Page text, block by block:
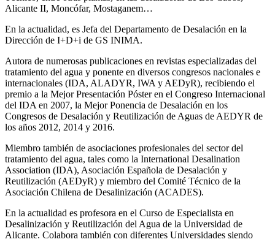
Alicante II, Moncófar, Mostaganem…
En la actualidad, es Jefa del Departamento de Desalación en la
Dirección de I+D+i de GS INIMA.
Autora de numerosas publicaciones en revistas especializadas del
tratamiento del agua y ponente en diversos congresos nacionales e
internacionales (IDA, ALADYR, IWA y AEDyR), recibiendo el
premio a la Mejor Presentación Póster en el Congreso Internacional
del IDA en 2007, la Mejor Ponencia de Desalación en los
Congresos de Desalación y Reutilización de Aguas de AEDYR de
los años 2012, 2014 y 2016.
Miembro también de asociaciones profesionales del sector del
tratamiento del agua, tales como la International Desalination
Association (IDA), Asociación Española de Desalación y
Reutilización (AEDyR) y miembro del Comité Técnico de la
Asociación Chilena de Desalinización (ACADES).
En la actualidad es profesora en el Curso de Especialista en
Desalinización y Reutilización del Agua de la Universidad de
Alicante. Colabora también con diferentes Universidades siendo